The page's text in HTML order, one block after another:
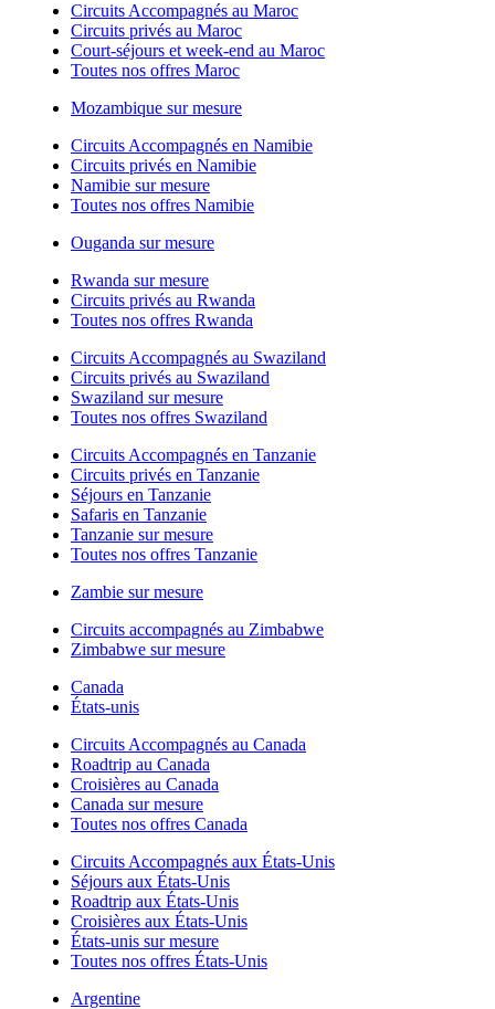
Circuits Accompagnés au Maroc
Circuits privés au Maroc
Court-séjours et week-end au Maroc
Toutes nos offres Maroc
Mozambique sur mesure
Circuits Accompagnés en Namibie
Circuits privés en Namibie
Namibie sur mesure
Toutes nos offres Namibie
Ouganda sur mesure
Rwanda sur mesure
Circuits privés au Rwanda
Toutes nos offres Rwanda
Circuits Accompagnés au Swaziland
Circuits privés au Swaziland
Swaziland sur mesure
Toutes nos offres Swaziland
Circuits Accompagnés en Tanzanie
Circuits privés en Tanzanie
Séjours en Tanzanie
Safaris en Tanzanie
Tanzanie sur mesure
Toutes nos offres Tanzanie
Zambie sur mesure
Circuits accompagnés au Zimbabwe
Zimbabwe sur mesure
Canada
États-unis
Circuits Accompagnés au Canada
Roadtrip au Canada
Croisières au Canada
Canada sur mesure
Toutes nos offres Canada
Circuits Accompagnés aux États-Unis
Séjours aux États-Unis
Roadtrip aux États-Unis
Croisières aux États-Unis
États-unis sur mesure
Toutes nos offres États-Unis
Argentine